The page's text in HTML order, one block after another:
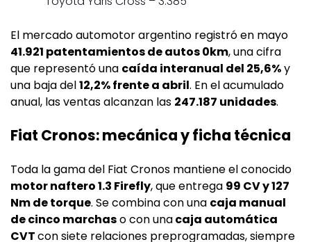
El mercado automotor argentino registró en mayo
41.921 patentamientos de autos 0km, una cifra
que representó una caída interanual del 25,6%y
una baja del12,2% frente a abril. En el acumulado
anual, las ventas alcanzan las 247.187 unidades.
Fiat Cronos: mecánica y ficha técnica
Toda la gama del Fiat Cronos mantiene el conocido
motor naftero 1.3 Firefly, que entrega 99 CV y 127
Nm de torque. Se combina con una caja manual
de cinco marchaso con unacaja automática
CVTcon siete relaciones preprogramadas, siempre